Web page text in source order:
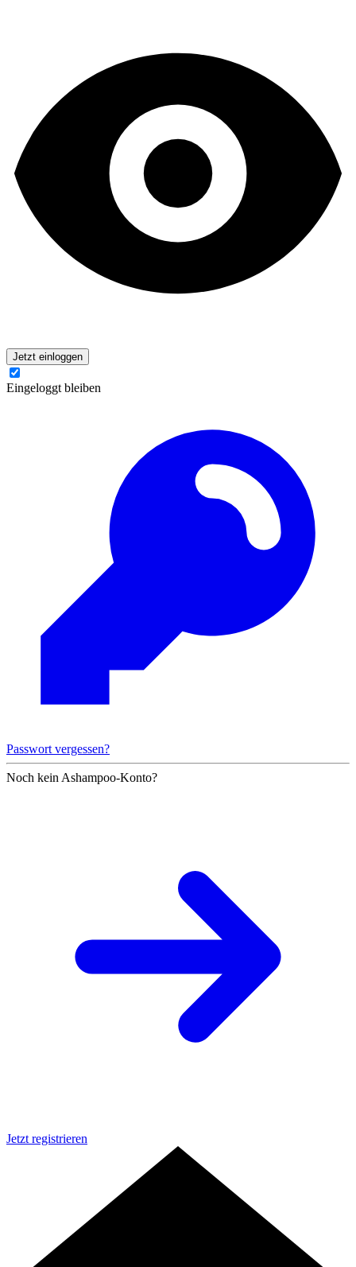
Jetzt einloggen
Eingeloggt bleiben
Passwort vergessen?
Noch kein Ashampoo-Konto?
Jetzt registrieren